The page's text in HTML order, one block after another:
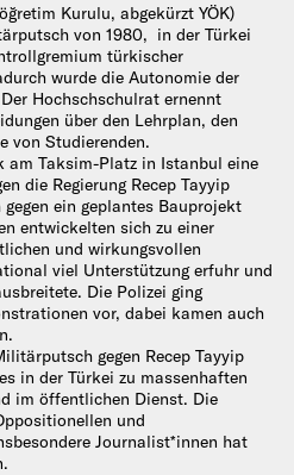
Kurulu, abgekürzt YÖK)
von 1980, in der Türkei
türkischer
wurde die Autonomie der
Hochschschulrat ernennt
über den Lehrplan, den
von Studierenden.
am Taksim-Platz in Istanbul eine
die Regierung Recep Tayyip
ein geplantes Bauprojekt
entwickelten sich zu einer
und wirkungsvollen
viel Unterstützung erfuhr und
Die Polizei ging
vor, dabei kamen auch
gegen Recep Tayyip
in der Türkei zu massenhaften
im öffentlichen Dienst. Die
und
Journalist*innen hat